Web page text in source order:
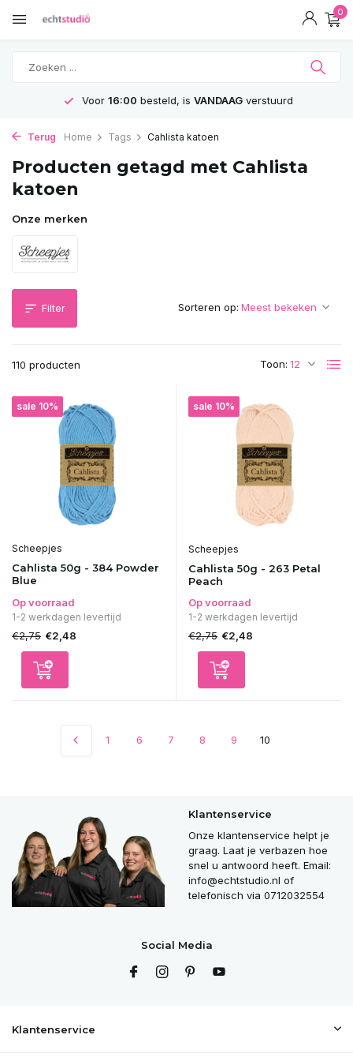
0
Voor 16:00 besteld, is VANDAAGverstuurd
Terug Home Tags Cahlista katoen
Producten getagd met Cahlista
katoen
Onze merken
Filter
110 producten Toon:
Sorteren op:
sale 10%
Scheepjes
Cahlista 50g - 384 Powder
Blue
Op voorraad
1-2 werkdagen levertijd
€2,75 €2,48
sale 10%
Scheepjes
Cahlista 50g - 263 Petal
Peach
Op voorraad
1-2 werkdagen levertijd
€2,75 €2,48
1 6 7 8 9 10
Klantenservice
Onze klantenservice helpt je
graag. Laat je verbazen hoe
snel u antwoord heeft. Email:
info@echtstudio.nl of
telefonisch via 0712032554
Social Media
Klantenservice